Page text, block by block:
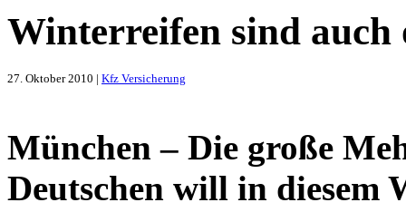
Winterreifen sind auch
27. Oktober 2010 | Kfz Versicherung
München – Die große
Deutschen will in